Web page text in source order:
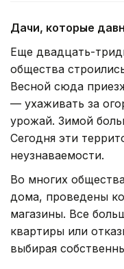
Дачи, которые
Еще двадцать-
общества
Весной сюда
— ухаживать за
урожай. Зимой
Сегодня эти
неузнаваемости.
Во многих
дома, проведены
магазины. Все
квартиры или
выбирая